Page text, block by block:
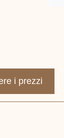
i prezzi